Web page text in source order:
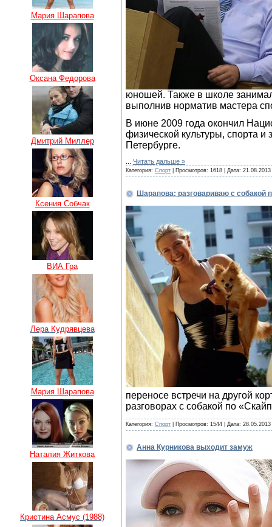
Мария Шарапова
Оксана Федорова
Дмитрий Миллер
Ксения Собчак
ВИА Гра
Лера Кудрявцева
Мария Шарапова
Наталия Житкова
Кристина Асмус (1988)
юношей. Также в школе
выполнив норматив мастера
В июне 2009 года окончил
физической культуры, спорта
Петербурге.
Читать дальше »
Категория: Спорт | Просмотров: 1618 | Дата: 21.08.2013
Шарапова: разговариваю с собакой
переносе встречи на другой
разговорах с собакой по
Категория: Спорт | Просмотров: 1544 | Дата: 28.05.2013
Анна Курникова выходит замуж